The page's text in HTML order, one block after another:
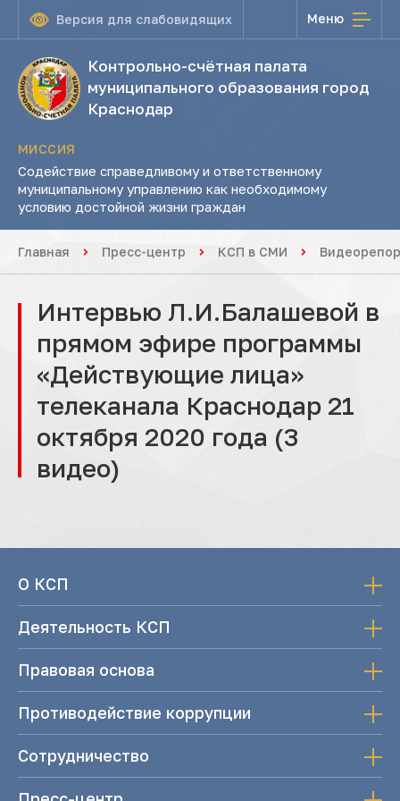
Версия для слабовидящих Меню
Контрольно-счётная палата
муниципального образования город
Краснодар
МИССИЯ
Содействие справедливому и ответственному
муниципальному управлению как необходимому
условию достойной жизни граждан
Главная Пресс-центр КСП в СМИ
Интервью Л.И.Балашевой в
прямом эфире программы
«Действующие лица»
телеканала Краснодар 21
октября 2020 года (3
видео)
О КСП
Деятельность КСП
Правовая основа
Противодействие коррупции
Сотрудничество